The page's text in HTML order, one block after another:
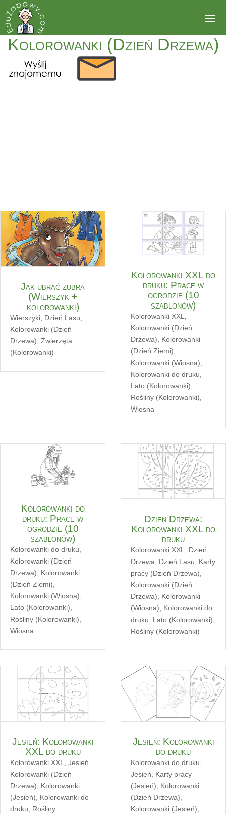
Kolorowanki (Dzień Drzewa)
Jak ubrać żubra
(Wierszyk +
kolorowanki)
Wierszyki Dzień Lasu
Kolorowanki (Dzień
Drzewa) Zwierzęta
(Kolorowanki)
Kolorowanki XXL do
druku: Prace w
ogrodzie (10
szablonów)
Kolorowanki XXL,
Kolorowanki (Dzień
Drzewa), Kolorowanki
(Dzień Ziemi),
Kolorowanki (Wiosna),
Kolorowanki do druku,
Lato (Kolorowanki),
Rośliny (Kolorowanki),
Wiosna
Kolorowanki do
druku: Prace w
ogrodzie (10
szablonów)
Kolorowanki do druku
Kolorowanki (Dzień
Drzewa)
Kolorowanki
(Dzień Ziemi)
Kolorowanki (Wiosna)
Lato (Kolorowanki)
Rośliny (Kolorowanki)
Wiosna
Dzień Drzewa:
Kolorowanki XXL do
druku
Kolorowanki XXL, Dzień
Drzewa, Dzień Lasu, Karty
pracy (Dzień Drzewa),
Kolorowanki (Dzień
Drzewa), Kolorowanki
(Wiosna), Kolorowanki do
druku, Lato (Kolorowanki),
Rośliny (Kolorowanki)
Jesień: Kolorowanki
XXL do druku
Kolorowanki XXL Jesień
Kolorowanki (Dzień
Drzewa)
Kolorowanki
(Jesień)
Kolorowanki do
druku
Rośliny
Jesień: Kolorowanki
do druku
Kolorowanki do druku
Jesień
Karty pracy
(Jesień)
Kolorowanki
(Dzień Drzewa)
Kolorowanki (Jesień)